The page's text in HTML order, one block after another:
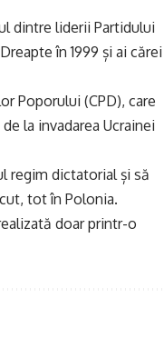
dintre liderii Partidului
în 1999 și ai cărei
Poporului (CPD), care
la invadarea Ucrainei
regim dictatorial și să
tot în Polonia.
doar printr-o